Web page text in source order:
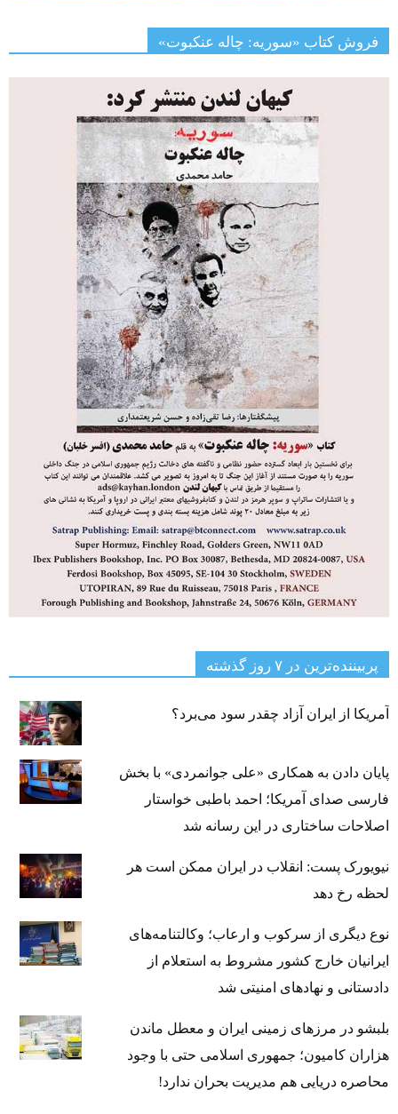
فروش کتاب «سوریه: چاله عنکبوت»
پربیننده‌ترین‌ در ۷ روز گذشته
آمریکا از ایران آزاد چقدر سود می‌برد؟
پایان دادن به همکاری «علی جوانمردی» با بخش
فارسی صدای آمریکا؛ احمد باطبی خواستار
اصلاحات ساختاری در این رسانه شد
نیویورک پست: انقلاب در ایران ممکن است هر
لحظه رخ دهد
نوع دیگری از سرکوب و ارعاب؛ وکالتنامه‌های
ایرانیان خارج کشور مشروط به استعلام از
دادستانی و نهادهای امنیتی شد
بلبشو در مرزهای زمینی ایران و معطل ماندن
هزاران کامیون؛ جمهوری اسلامی حتی با وجود
محاصره دریایی هم مدیریت بحران ندارد!